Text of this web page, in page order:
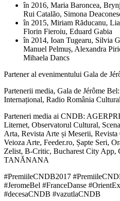
în 2016, Maria Baroncea,
Rui Catalão, Simona
în 2015, Miriam Răducanu,
Florin Fieroiu, Eduard Gabia
în 2014, Ioan Tugearu, Silvia
Manuel Pelmuș, Alexandra
Mihaela Dancs
Partener al evenimentului Gala de
Partenerii media, Gala de Jérôme
Internațional, Radio România
Parteneri media ai CNDB:
Liternet, Observatorul Cultural,
Arta, Revista Arte și Meserii,
Veioza Arte, Feeder.ro, Șapte Seri,
Zelist, B-Critic, Bucharest City App,
TANĂNANA
#PremiileCNDB2017
#JeromeBel #FranceDanse
#decesaCNDB #vazutlaCNDB